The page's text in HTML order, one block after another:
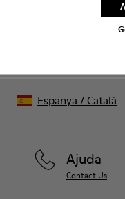
Ajuda
Contact Us
Espanya / Català